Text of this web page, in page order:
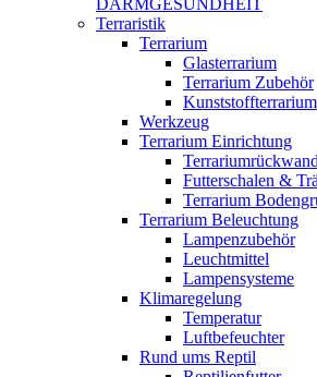
DARMGESUNDHEIT
Terraristik
Terrarium
Glasterrarium
Terrarium Zubehör
Kunststoffterrarium
Werkzeug
Terrarium Einrichtung
Terrariumrückwand
Futterschalen &
Terrarium
Terrarium Beleuchtung
Lampenzubehör
Leuchtmittel
Lampensysteme
Klimaregelung
Temperatur
Luftbefeuchter
Rund ums Reptil